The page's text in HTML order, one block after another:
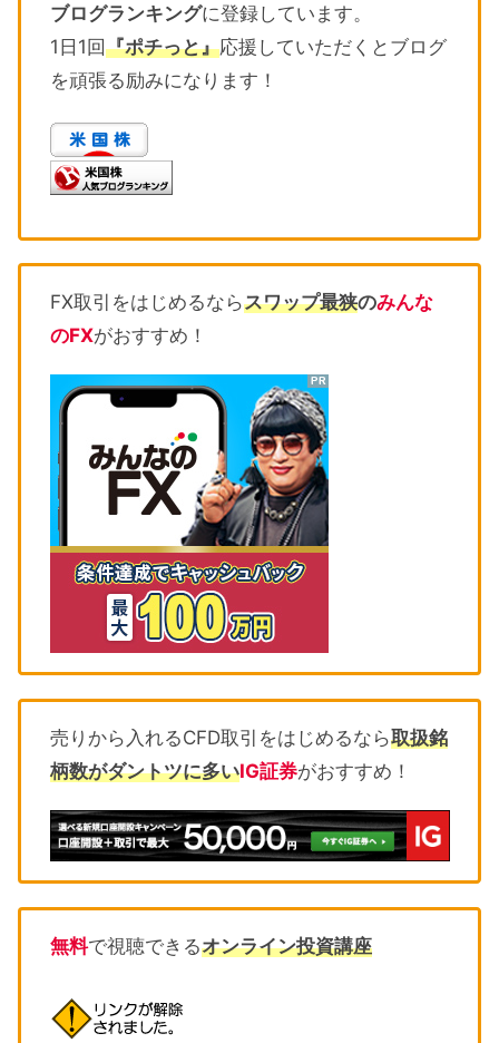
ブログランキングに登録しています。
1日1回『ポチっと』応援していただくとブログ
を頑張る励みになります！
FX取引をはじめるならスワップ最狭のみんな
のFXがおすすめ！
売りから入れるCFD取引をはじめるなら取扱銘
柄数がダントツに多いIG証券がおすすめ！
無料で視聴できるオンライン投資講座